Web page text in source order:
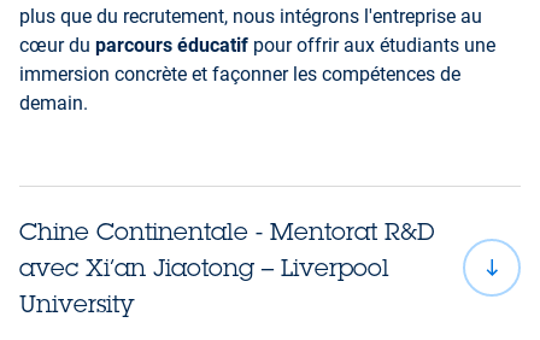
plus que du recrutement, nous intégrons l'entreprise au
cœur du parcours éducatif pour offrir aux étudiants une
immersion concrète et façonner les compétences de
demain.
Chine Continentale - Mentorat R&D
avec Xi’an Jiaotong – Liverpool
University